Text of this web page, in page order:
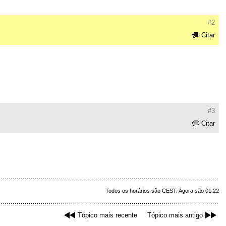
#2
Citar
#3
Citar
Todos os horários são CEST. Agora são 01:22
Tópico mais recente Tópico mais antigo